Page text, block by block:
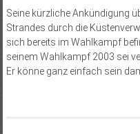
Seine kürzliche Ankündigung
Strandes durch die
sich bereits im Wahlkampf
seinem Wahlkampf 2003 sei
Er könne ganz einfach sein